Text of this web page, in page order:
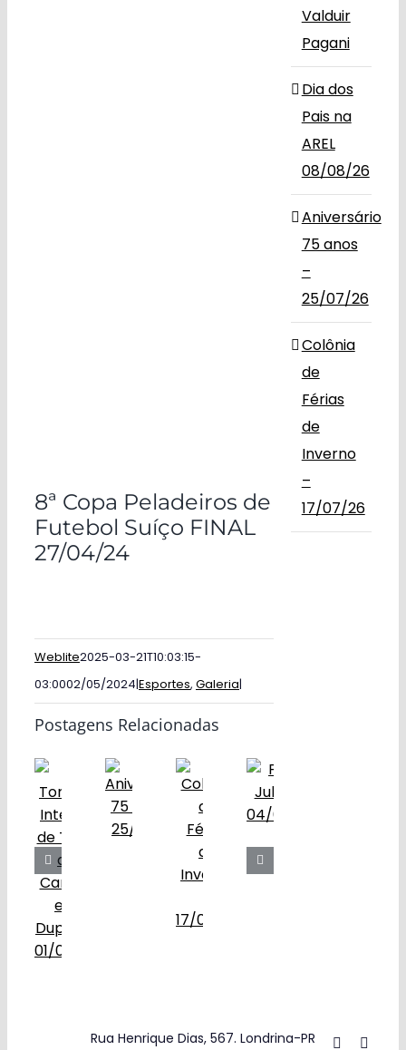
8ª Copa Peladeiros de
Futebol Suíço FINAL
27/04/24
Weblite2025-03-21T10:03:15-
03:0002/05/2024|Esportes, Galeria|
Postagens Relacionadas
Valduir
Pagani
Dia dos
Pais na
AREL
08/08/26
Aniversário
75 anos
–
25/07/26
Colônia
de
Férias
de
Inverno
–
17/07/26
Rua Henrique Dias, 567. Londrina-PR